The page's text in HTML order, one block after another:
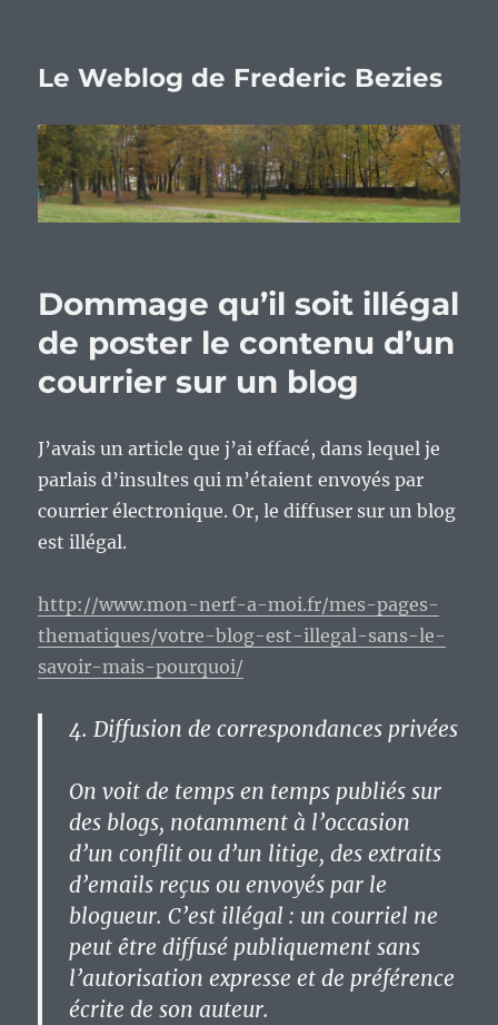
Le Weblog de Frederic Bezies
Dommage qu’il soit illégal
de poster le contenu d’un
courrier sur un blog
J’avais un article que j’ai effacé, dans lequel je
parlais d’insultes qui m’étaient envoyés par
courrier électronique. Or, le diffuser sur un blog
est illégal.
http://www.mon-nerf-a-moi.fr/mes-pages-
thematiques/votre-blog-est-illegal-sans-le-
savoir-mais-pourquoi/
4. Diffusion de correspondances privées
On voit de temps en temps publiés sur
des blogs, notamment à l’occasion
d’un conflit ou d’un litige, des extraits
d’emails reçus ou envoyés par le
blogueur. C’est illégal : un courriel ne
peut être diffusé publiquement sans
l’autorisation expresse et de préférence
écrite de son auteur.